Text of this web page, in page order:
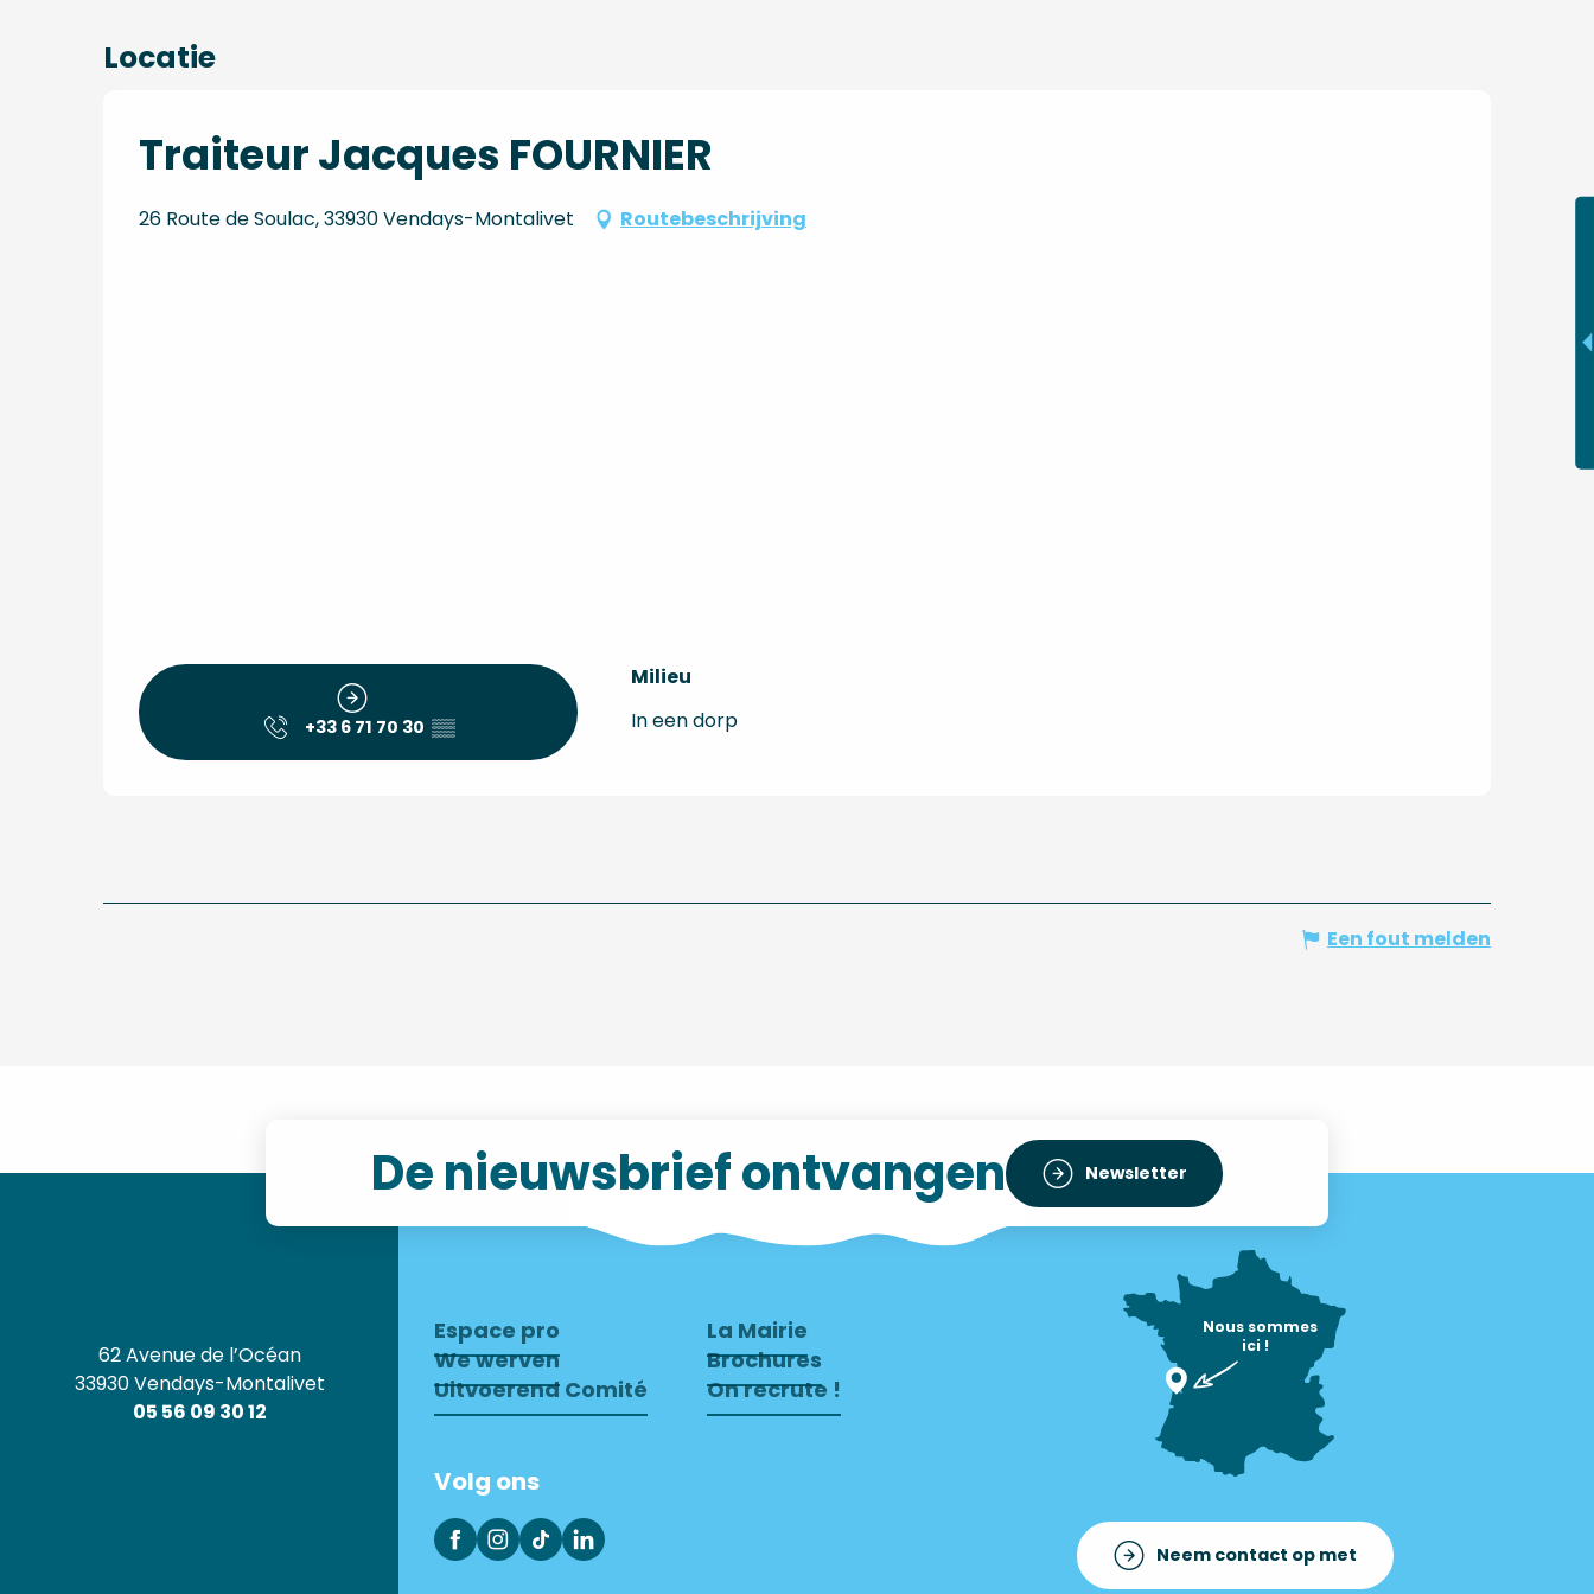
Locatie
Traiteur Jacques FOURNIER
26 Route de Soulac, 33930 Vendays-Montalivet Routebeschrijving
+33 6 71 70 30 ▒▒
Milieu
Milieu
In een dorp
Een fout melden
De nieuwsbrief ontvangen Newsletter
62 Avenue de l’Océan
33930 Vendays-Montalivet
05 56 09 30 12
Espace pro
We werven
Uitvoerend Comité
La Mairie
Brochures
On recrute !
Volg ons
Nous sommes
ici !
Neem contact op met